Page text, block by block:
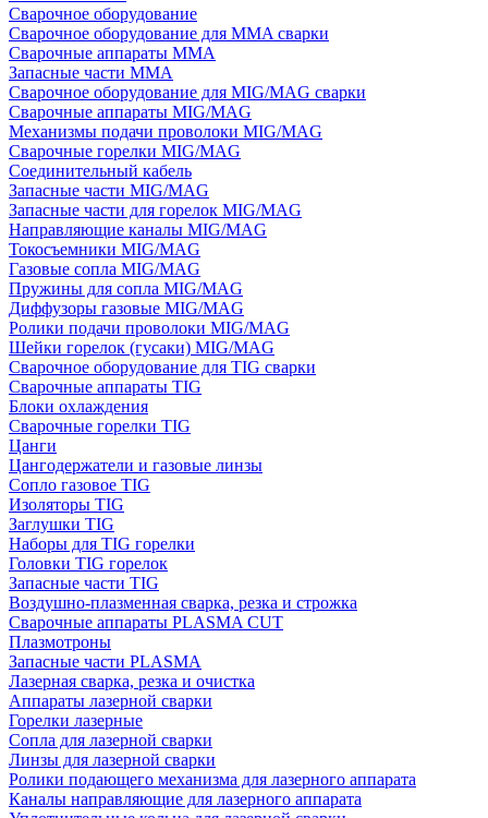
Сварочное оборудование
Сварочное оборудование для MMA сварки
Сварочные аппараты MMA
Запасные части MMA
Сварочное оборудование для MIG/MAG сварки
Сварочные аппараты MIG/MAG
Механизмы подачи проволоки MIG/MAG
Сварочные горелки MIG/MAG
Соединительный кабель
Запасные части MIG/MAG
Запасные части для горелок MIG/MAG
Направляющие каналы MIG/MAG
Токосъемники MIG/MAG
Газовые сопла MIG/MAG
Пружины для сопла MIG/MAG
Диффузоры газовые MIG/MAG
Ролики подачи проволоки MIG/MAG
Шейки горелок (гусаки) MIG/MAG
Сварочное оборудование для TIG сварки
Сварочные аппараты TIG
Блоки охлаждения
Сварочные горелки TIG
Цанги
Цангодержатели и газовые линзы
Сопло газовое TIG
Изоляторы TIG
Заглушки TIG
Наборы для TIG горелки
Головки TIG горелок
Запасные части TIG
Воздушно-плазменная сварка, резка и строжка
Сварочные аппараты PLASMA CUT
Плазмотроны
Запасные части PLASMA
Лазерная сварка, резка и очистка
Аппараты лазерной сварки
Горелки лазерные
Сопла для лазерной сварки
Линзы для лазерной сварки
Ролики подающего механизма для лазерного аппарата
Каналы направляющие для лазерного аппарата